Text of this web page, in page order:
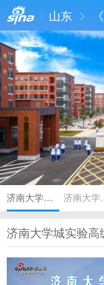
山东
济南大学城实验高级中学校园开放日 济南大学城
济南大学城实验